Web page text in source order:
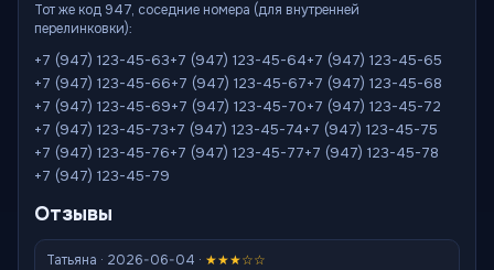
Тот же код 947, соседние номера (для внутренней
перелинковки):
+7 (947) 123-45-63+7 (947) 123-45-64+7 (947) 123-45-65
+7 (947) 123-45-66+7 (947) 123-45-67+7 (947) 123-45-68
+7 (947) 123-45-69+7 (947) 123-45-70+7 (947) 123-45-72
+7 (947) 123-45-73+7 (947) 123-45-74+7 (947) 123-45-75
+7 (947) 123-45-76+7 (947) 123-45-77+7 (947) 123-45-78
+7 (947) 123-45-79
Отзывы
Татьяна · 2026-06-04 · ★★★☆☆